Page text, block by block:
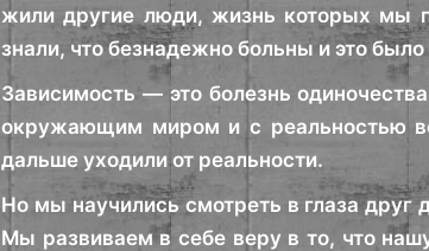
жили другие люди, жизнь которых мы
знали, что безнадежно больны и это
Зависимость — это болезнь
окружающим миром и с реальностью
дальше уходили от реальности.
Но мы научились смотреть в глаза
Мы развиваем в себе веру в то, что